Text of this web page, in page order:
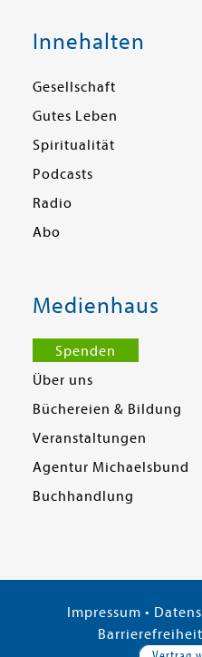
Innehalten
Gesellschaft
Gutes Leben
Spiritualität
Podcasts
Radio
Abo
Medienhaus
Spenden
Über uns
Büchereien & Bildung
Veranstaltungen
Agentur Michaelsbund
Buchhandlung
Impressum •
Barrierefreiheit